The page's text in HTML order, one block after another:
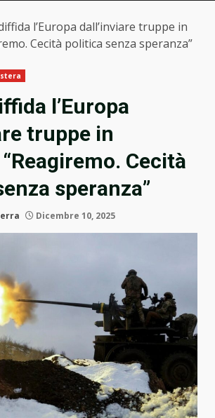
l’Europa dall’inviare truppe in
Cecità politica senza speranza”
l’Europa
truppe in
Cecità
speranza”
Dicembre 10, 2025